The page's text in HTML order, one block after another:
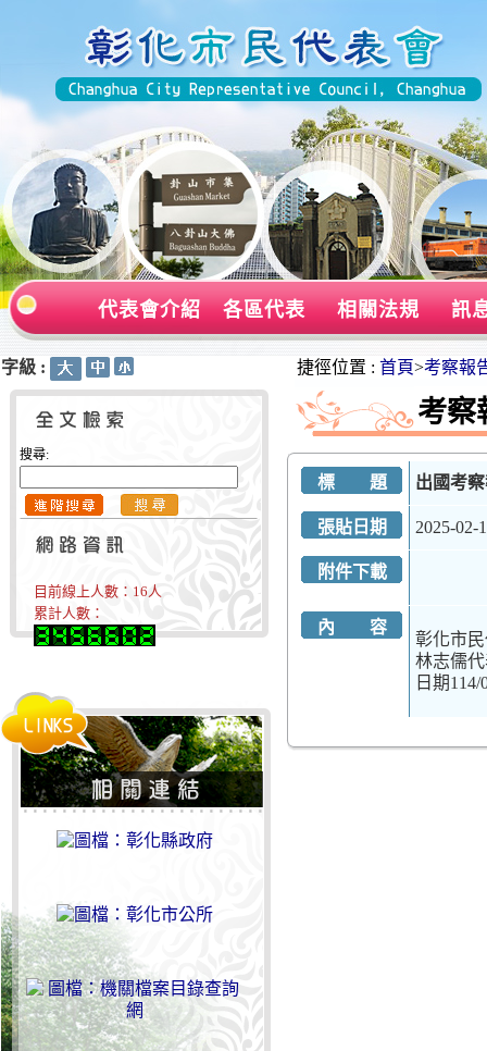
代表會介紹 各區代表 相關法規 訊
字級 :
搜尋:
目前線上人數： 16人
累計人數：
捷徑位置 : 首頁>考察報
考察
標 題 出國考
張貼日期 2025-02-
附件下載
內 容
彰化市
林志儒代
日期114/